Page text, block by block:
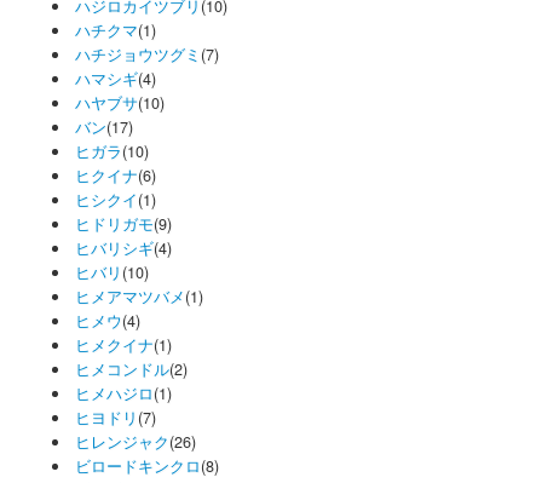
ハジロカイツブリ (10)
ハチクマ(1)
ハチジョウツグミ (7)
ハマシギ(4)
ハヤブサ(10)
バン(17)
ヒガラ(10)
ヒクイナ(6)
ヒシクイ(1)
ヒドリガモ(9)
ヒバリシギ(4)
ヒバリ (10)
ヒメアマツバメ(1)
ヒメウ(4)
ヒメクイナ(1)
ヒメコンドル(2)
ヒメハジロ(1)
ヒヨドリ (7)
ヒレンジャク(26)
ビロードキンクロ(8)